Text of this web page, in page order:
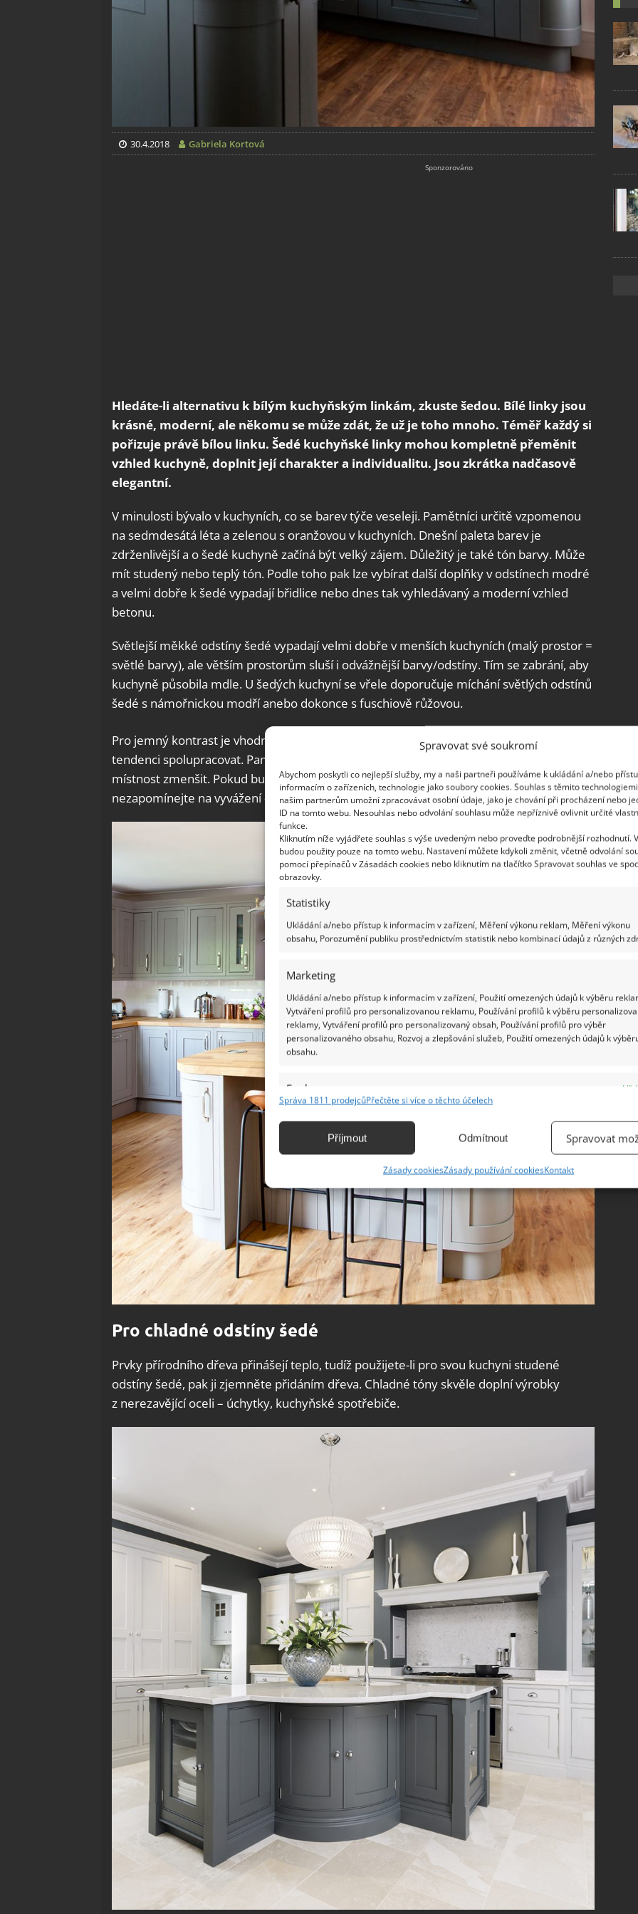
Spravovat své soukromí
Abychom poskytli co nejlepší služby, my a naši partneři používáme k ukládání a/nebo
informacím o zařízeních, technologie jako soubory cookies. Souhlas s těmito
našim partnerům umožní zpracovávat osobní údaje, jako je chování při procházení nebo
ID na tomto webu. Nesouhlas nebo odvolání souhlasu může nepříznivě ovlivnit určité
funkce.
Kliknutím níže vyjádřete souhlas s výše uvedeným nebo proveďte podrobnější rozhodnutí.
budou použity pouze na tomto webu. Nastavení můžete kdykoli změnit, včetně odvolání
pomocí přepínačů v Zásadách cookies nebo kliknutím na tlačítko Spravovat souhlas ve
obrazovky.
Statistiky
Ukládání a/nebo přístup k informacím v zařízení, Měření výkonu reklam, Měření výkonu
obsahu, Porozumění publiku prostřednictvím statistik nebo kombinací údajů z různých
Marketing
Ukládání a/nebo přístup k informacím v zařízení, Použití omezených údajů k výběru
Vytváření profilů pro personalizovanou reklamu, Používání profilů k výběru
reklamy, Vytváření profilů pro personalizovaný obsah, Používání profilů pro výběr
personalizovaného obsahu, Rozvoj a zlepšování služeb, Použití omezených údajů k
obsahu.
Funkce
Identifikace zařízení na základě automaticky přenášených informací.
základě aktivně vyžádaných informací.
Zajištění bezpečnosti, předcházení a zjišťování podvodů a
odstraňování chyb, Poskytování a zobrazování reklamy a obsahu,
Ukládání a sdělování voleb ochrany osobních údajů.
Správa 1811 prodejcůPřečtěte si více o těchto účelech
Příjmout Odmítnout Spravovat
Zásady cookiesZásady používání cookiesKontakt
30.4.2018 Gabriela Kortová
Hledáte-li alternativu k bílým kuchyňským linkám, zkuste šedou. Bílé linky jsou
krásné, moderní, ale někomu se může zdát, že už je toho mnoho. Téměř každý si
pořizuje právě bílou linku. Šedé kuchyňské linky mohou kompletně přeměnit
vzhled kuchyně, doplnit její charakter a individualitu. Jsou zkrátka nadčasově
elegantní.
V minulosti bývalo v kuchyních, co se barev týče veseleji. Pamětníci určitě vzpomenou
na sedmdesátá léta a zelenou s oranžovou v kuchyních. Dnešní paleta barev je
zdrženlivější a o šedé kuchyně začíná být velký zájem. Důležitý je také tón barvy. Může
mít studený nebo teplý tón. Podle toho pak lze vybírat další doplňky v odstínech modré
a velmi dobře k šedé vypadají břidlice nebo dnes tak vyhledávaný a moderní vzhled
betonu.
Světlejší měkké odstíny šedé vypadají velmi dobře v menších kuchyních (malý prostor =
světlé barvy), ale větším prostorům sluší i odvážnější barvy/odstíny. Tím se zabrání, aby
kuchyně působila mdle. U šedých kuchyní se vřele doporučuje míchání světlých odstínů
šedé s námořnickou modří anebo dokonce s fuschiově růžovou.
Pro jemný kontrast je vhodné použít dva odstíny stejné barvy. Mají totiž
tendenci spolupracovat. Pamatujte na to, že příliš hodně tmavé barvy může pocitově
místnost zmenšit. Pokud budete tedy používat i tmavě šedou na kuchyňskou linku,
nezapomínejte na vyvážení – neutrální podlahová krytina a světlé zdi.
Pro chladné odstíny šedé
Prvky přírodního dřeva přinášejí teplo, tudíž použijete-li pro svou kuchyni studené
odstíny šedé, pak ji zjemněte přidáním dřeva. Chladné tóny skvěle doplní výrobky
z nerezavějící oceli – úchytky, kuchyňské spotřebiče.